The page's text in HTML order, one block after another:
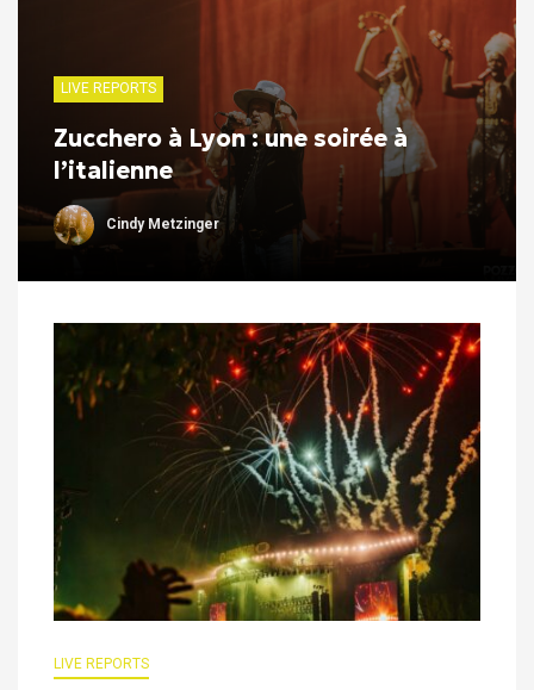
LIVE REPORTS
Zucchero à Lyon : une soirée à
l’italienne
Cindy Metzinger
LIVE REPORTS